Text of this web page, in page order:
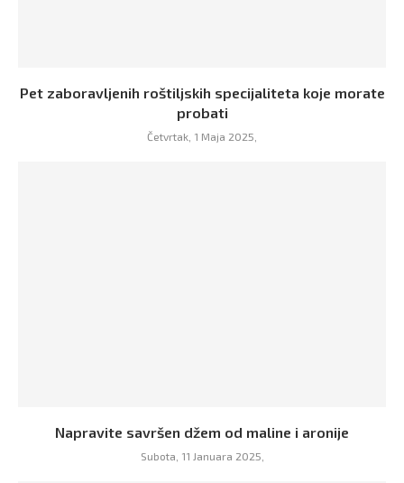
Pet zaboravljenih roštiljskih specijaliteta koje morate
probati
Četvrtak, 1 Maja 2025,
Napravite savršen džem od maline i aronije
Subota, 11 Januara 2025,